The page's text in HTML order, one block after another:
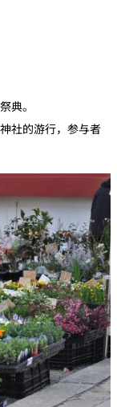
典。
社的游行，参与者